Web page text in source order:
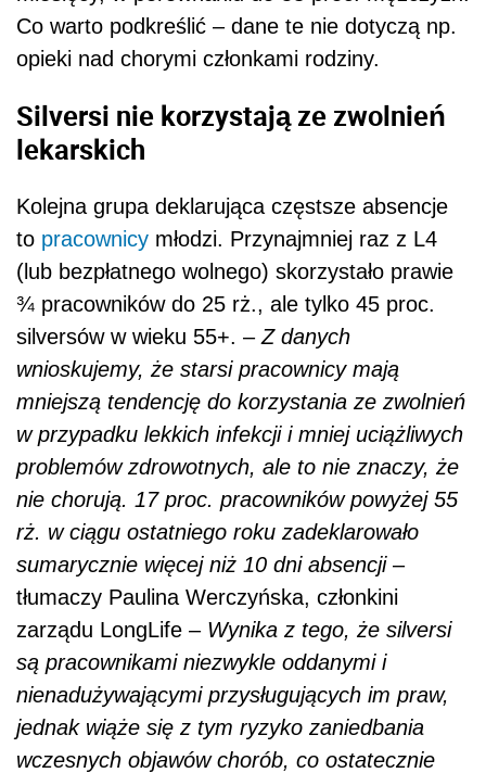
Co warto podkreślić – dane te nie dotyczą np.
opieki nad chorymi członkami rodziny.
Silversi nie korzystają ze zwolnień
lekarskich
Kolejna grupa deklarująca częstsze absencje
to pracownicy młodzi. Przynajmniej raz z L4
(lub bezpłatnego wolnego) skorzystało prawie
¾ pracowników do 25 rż., ale tylko 45 proc.
silversów w wieku 55+. – Z danych
wnioskujemy, że starsi pracownicy mają
mniejszą tendencję do korzystania ze zwolnień
w przypadku lekkich infekcji i mniej uciążliwych
problemów zdrowotnych, ale to nie znaczy, że
nie chorują. 17 proc. pracowników powyżej 55
rż. w ciągu ostatniego roku zadeklarowało
sumarycznie więcej niż 10 dni absencji –
tłumaczy Paulina Werczyńska, członkini
zarządu LongLife – Wynika z tego, że silversi
są pracownikami niezwykle oddanymi i
nienadużywającymi przysługujących im praw,
jednak wiąże się z tym ryzyko zaniedbania
wczesnych objawów chorób, co ostatecznie